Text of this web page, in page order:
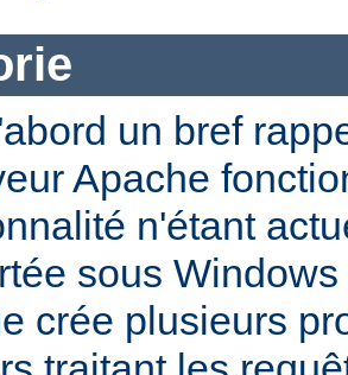
un bref
Apache
n'étant
sous
crée plusieurs